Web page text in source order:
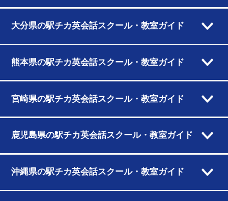
大分県の駅チカ英会話スクール・教室ガイド
熊本県の駅チカ英会話スクール・教室ガイド
宮崎県の駅チカ英会話スクール・教室ガイド
鹿児島県の駅チカ英会話スクール・教室ガイド
沖縄県の駅チカ英会話スクール・教室ガイド